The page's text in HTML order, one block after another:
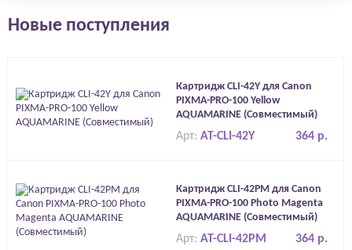
Новые поступления
Картридж CLI-42Y для Canon
PIXMA-PRO-100 Yellow
AQUAMARINE (Совместимый)
364 р.
Арт:AT-CLI-42Y
Картридж CLI-42PM для Canon
PIXMA-PRO-100 Photo Magenta
AQUAMARINE (Совместимый)
364 р.
Арт: AT-CLI-42PM